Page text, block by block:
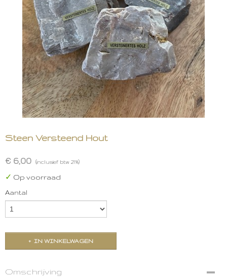
Steen Versteend Hout
€ 6,00 (inclusief btw 21%)
✓ Op voorraad
Aantal
IN WINKELWAGEN
Omschrijving